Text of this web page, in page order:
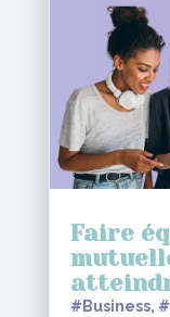
Faire
#Business,